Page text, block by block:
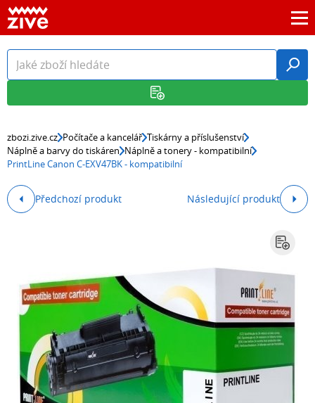
zbozi.zive.cz Počítače a kancelář Tiskárny a příslušenství
Náplně a barvy do tiskáren Náplně a tonery - kompatibilní
PrintLine Canon C-EXV47BK - kompatibilní
Předchozí produkt Následující produkt